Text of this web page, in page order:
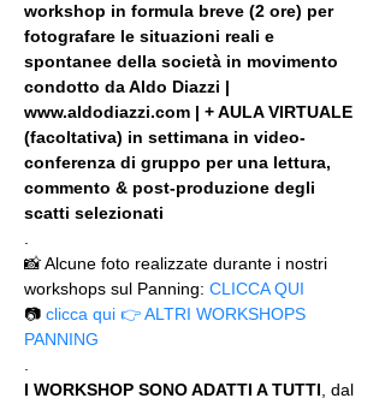
workshop in formula breve (2 ore) per
fotografare le situazioni reali e
spontanee della società in movimento
condotto da Aldo Diazzi |
www.aldodiazzi.com | + AULA VIRTUALE
(facoltativa) in settimana in video-
conferenza di gruppo per una lettura,
commento & post-produzione degli
scatti selezionati
📸 Alcune foto realizzate durante i nostri
workshops sul Panning: CLICCA QUI
📷 clicca qui 👉 ALTRI WORKSHOPS
PANNING
I WORKSHOP SONO ADATTI A TUTTI , dal